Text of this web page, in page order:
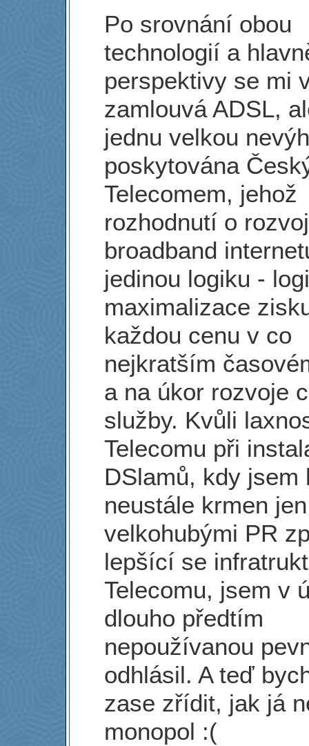
Po srovnání obou
technologií a
perspektivy se mi
zamlouvá ADSL,
jednu velkou
poskytována
Telecomem, jehož
rozhodnutí o
broadband
jedinou logiku -
maximalizace
každou cenu v co
nejkratším
a na úkor rozvoje
služby. Kvůli
Telecomu při
DSlamů, kdy jsem
neustále krmen jen
velkohubými PR
lepšící se
Telecomu, jsem v
dlouho předtím
nepoužívanou
odhlásil. A teď
zase zřídit, jak já
monopol :(